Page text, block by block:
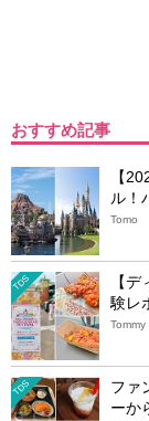
おすすめ記事
【
ル！
Tomo
TDS
【
験レ
Tommy
TDS
ファ
ーか